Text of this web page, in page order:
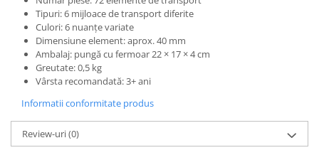
Matematica
Pregătire pentru școală
Pregătirea scrierii de mână
Secventialitate
Sortare si numarare
Stiinte
Hama Maxi Sticks
Tipuri: 6 mijloace de transport diferite
Culori: 6 nuanțe variate
Dimensiune element: aprox. 40 mm
Ambalaj: pungă cu fermoar 22 × 17 × 4 cm
Greutate: 0,5 kg
Vârsta recomandată: 3+ ani
Informatii conformitate produs
Review-uri(0)